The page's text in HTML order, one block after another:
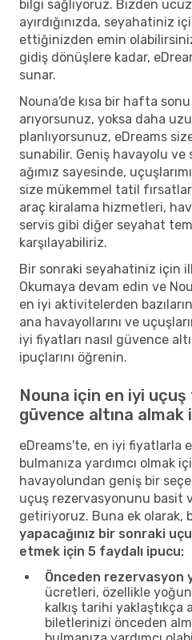
bilgi sağlıyoruz. Bizden
ayırdığınızda, seyahatiniz
ettiğinizden emin
gidiş dönüşlere kadar,
sunar.
Nouna'de kısa bir hafta sonu
arıyorsunuz, yoksa daha
planlıyorsunuz, eDreams
sunabilir. Geniş havayolu ve
ağımız sayesinde,
size mükemmel tatil
araç kiralama hizmetleri,
servis gibi diğer seyahat
karşılayabiliriz.
Bir sonraki seyahatiniz için
Okumaya devam edin ve
en iyi aktivitelerden
ana havayollarını ve
iyi fiyatları nasıl güvence
ipuçlarını öğrenin.
Nouna için en iyi uçuş
güvence altına almak
eDreams'te, en iyi fiyatlarla
bulmanıza yardımcı olmak
havayolundan geniş bir
uçuş rezervasyonunu basit
getiriyoruz. Buna ek olarak,
yapacağınız bir sonraki
etmek için 5 faydalı ipucu:
Önceden rezervasyon
ücretleri, özellikle
kalkış tarihi
biletlerinizi önceden